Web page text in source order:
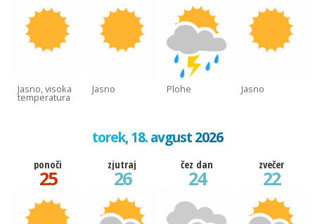
Jasno, visoka
temperatura
Jasno Plohe Jasno
torek, 18. avgust 2026
ponoči
25
zjutraj
26
čez dan
24
zvečer
22